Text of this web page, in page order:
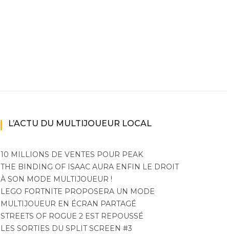
L’ACTU DU MULTIJOUEUR LOCAL
10 MILLIONS DE VENTES POUR PEAK
THE BINDING OF ISAAC AURA ENFIN LE DROIT
À SON MODE MULTIJOUEUR !
LEGO FORTNITE PROPOSERA UN MODE
MULTIJOUEUR EN ÉCRAN PARTAGÉ
STREETS OF ROGUE 2 EST REPOUSSÉ
LES SORTIES DU SPLIT SCREEN #3